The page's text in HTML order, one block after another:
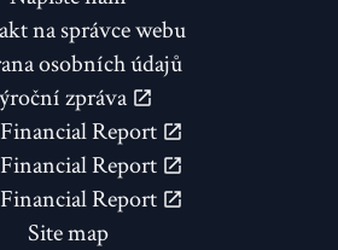
na správce webu
osobních údajů
zpráva
Report
Report
Report
Site map